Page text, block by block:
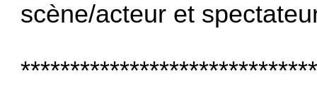
scène/acteur et